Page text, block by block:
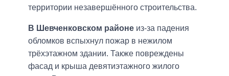
территории незавершённого строительства.
В Шевченковском районе из-за падения
обломков вспыхнул пожар в нежилом
трёхэтажном здании. Также повреждены
фасад и крыша девятиэтажного жилого